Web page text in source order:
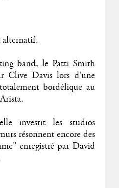
alternatif.
band, le Patti Smith
Clive Davis lors d’une
bordélique au
investit les studios
résonnent encore des
enregistré par David